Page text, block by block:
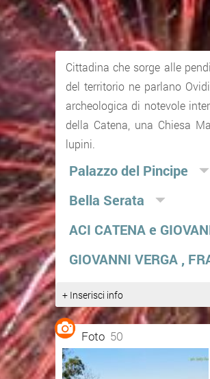
Cittadina che sorge alle
del territorio ne parlano
archeologica di notevole
della Catena, una Chiesa
lupini.
Palazzo del Pincipe
Bella Serata
ACI CATENA e
GIOVANNI VERGA ,
+ Inserisci info
Foto 50